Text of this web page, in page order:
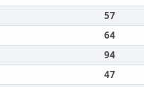
57
64
94
47